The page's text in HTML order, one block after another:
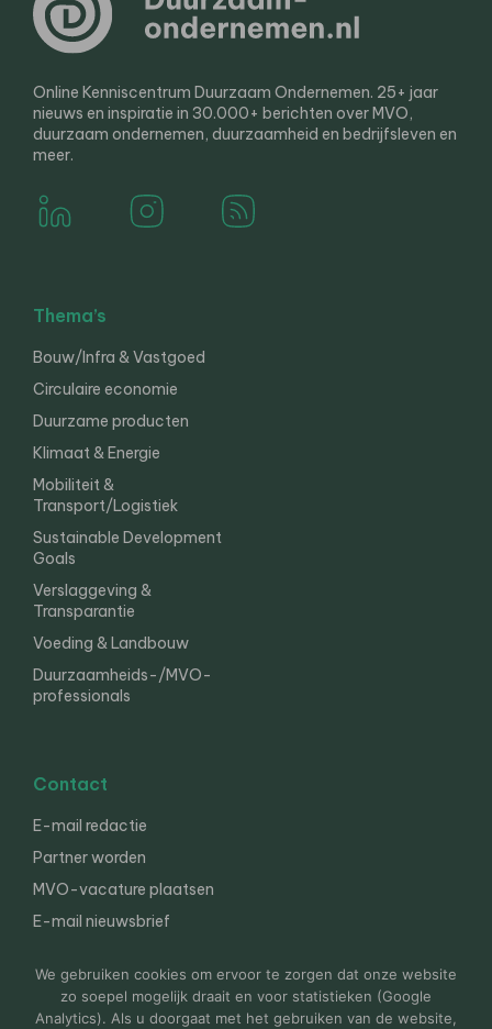
Online Kenniscentrum Duurzaam Ondernemen. 25+ jaar
nieuws en inspiratie in 30.000+ berichten over MVO,
duurzaam ondernemen, duurzaamheid en bedrijfsleven en
meer.
Thema’s
Bouw/Infra & Vastgoed
Circulaire economie
Duurzame producten
Klimaat & Energie
Mobiliteit &
Transport/Logistiek
Sustainable Development
Goals
Verslaggeving &
Transparantie
Voeding & Landbouw
Duurzaamheids-/MVO-
professionals
Contact
E-mail redactie
Partner worden
MVO-vacature plaatsen
E-mail nieuwsbrief
We gebruiken cookies om ervoor te zorgen dat onze website
zo soepel mogelijk draait en voor statistieken (Google
Analytics). Als u doorgaat met het gebruiken van de website,